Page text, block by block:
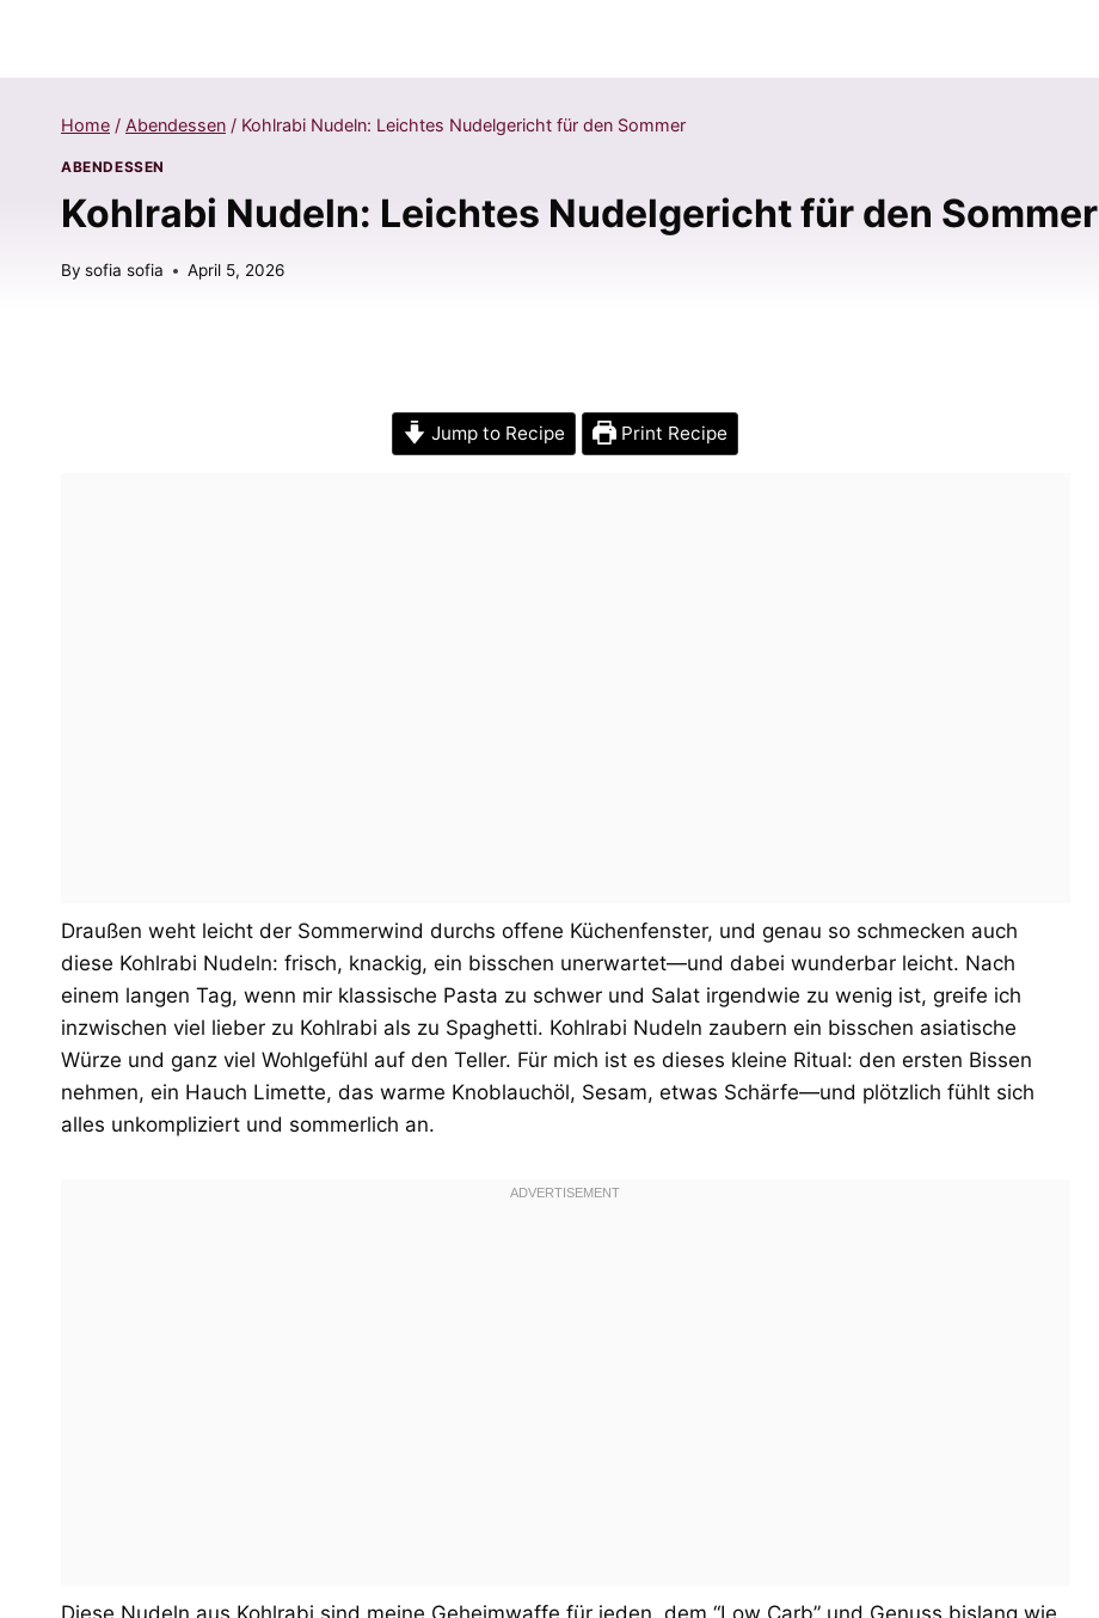
Home / Abendessen / Kohlrabi Nudeln: Leichtes Nudelgericht für den Sommer
ABENDESSEN
Kohlrabi Nudeln: Leichtes Nudelgericht für den Sommer
By sofia sofia April 5, 2026
Jump to Recipe Print Recipe
Draußen weht leicht der Sommerwind durchs offene Küchenfenster, und genau so schmecken auch
diese Kohlrabi Nudeln: frisch, knackig, ein bisschen unerwartet—und dabei wunderbar leicht. Nach
einem langen Tag, wenn mir klassische Pasta zu schwer und Salat irgendwie zu wenig ist, greife ich
inzwischen viel lieber zu Kohlrabi als zu Spaghetti. Kohlrabi Nudeln zaubern ein bisschen asiatische
Würze und ganz viel Wohlgefühl auf den Teller. Für mich ist es dieses kleine Ritual: den ersten Bissen
nehmen, ein Hauch Limette, das warme Knoblauchöl, Sesam, etwas Schärfe—und plötzlich fühlt sich
alles unkompliziert und sommerlich an.
Diese Nudeln aus Kohlrabi sind meine Geheimwaffe für jeden, dem “Low Carb” und Genuss bislang wie